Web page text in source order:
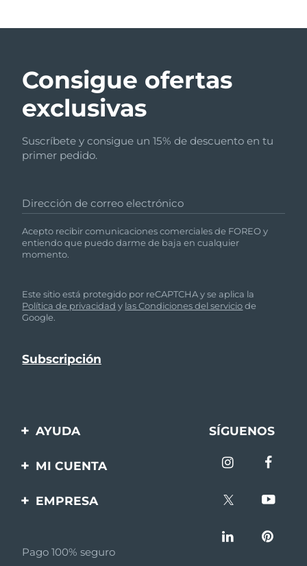
Consigue ofertas
exclusivas
Suscríbete y consigue un 15% de descuento en tu
primer pedido.
Dirección de correo electrónico
Acepto recibir comunicaciones comerciales de FOREO y
entiendo que puedo darme de baja en cualquier
momento.
Este sitio está protegido por reCAPTCHA y se aplica la
Política de privacidad y las Condiciones del serviciode
Google.
AYUDA
Contáctanos
SÍGUENOS
MI CUENTA
Registro de productos
EMPRESA
Afiliados
Pago 100% seguro